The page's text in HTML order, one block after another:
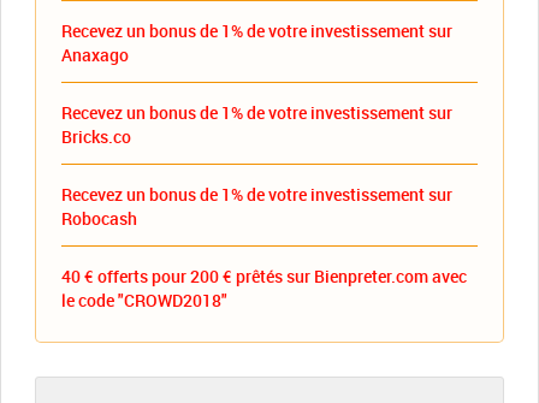
Recevez un bonus de 1% de votre investissement sur
Anaxago
Recevez un bonus de 1% de votre investissement sur
Bricks.co
Recevez un bonus de 1% de votre investissement sur
Robocash
40 € offerts pour 200 € prêtés sur Bienpreter.com avec
le code "CROWD2018"